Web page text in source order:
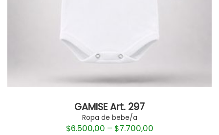
GAMISE Art. 297
Ropa de bebe/a
$6.500,00 – $7.700,00